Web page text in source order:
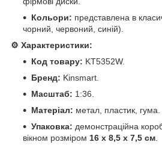
Кольори: представлена в
чорний, червоний, синій).
⚙️ Характеристики:
Код товару: KT5352W.
Бренд: Kinsmart.
Масштаб: 1:36.
Матеріал: метал, пластик, гума.
Упаковка: демонстраційна
вікном розміром 16 х 8,5 х 7,5 см